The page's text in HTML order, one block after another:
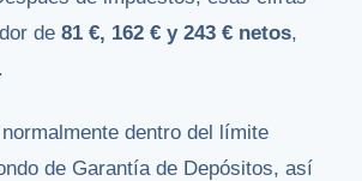
de 81 €, 162 € y 243 € netos,
dentro del límite
de Garantía de Depósitos, así